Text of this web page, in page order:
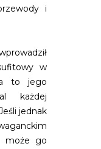
i
w
to jego
każdej
jednak
może go